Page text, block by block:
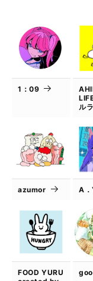
1：09
ル
azumor A
FOOD YURU